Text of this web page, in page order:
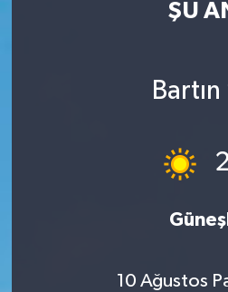
ŞU
Bartın
10 Ağustos